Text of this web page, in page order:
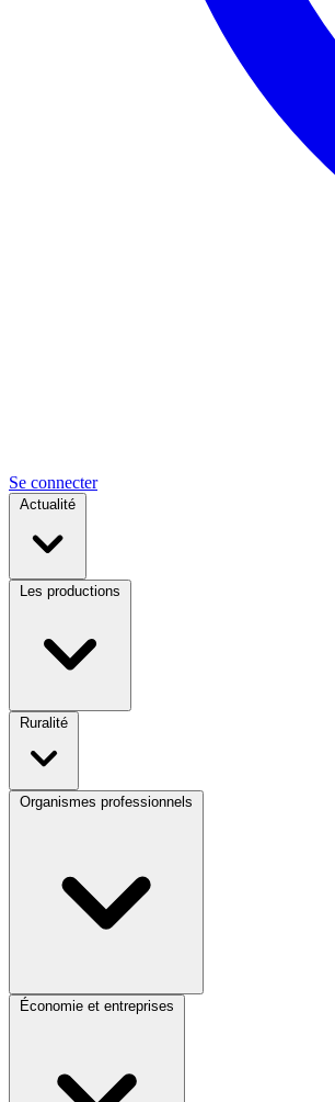
Se connecter
Actualité
Les productions
Ruralité
Organismes professionnels
Économie et entreprises